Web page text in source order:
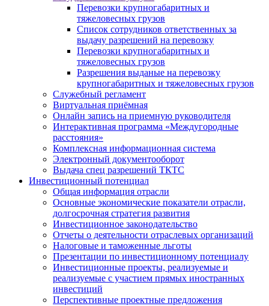
Перевозки крупногабаритных и
тяжеловесных грузов
Список сотрудников ответственных за
выдачу разрешений на перевозку
Перевозки крупногабаритных и
тяжеловесных грузов
Разрешения выданые на перевозку
крупногабаритных и тяжеловесных грузов
Служебный регламент
Виртуальная приёмная
Онлайн запись на приемную руководителя
Интерактивная программа «Междугородные
расстояния»
Комплексная информационная система
Электронный документооборот
Выдача спец разрешений ТКТС
Инвестиционный потенциал
Общая информация отрасли
Основные экономические показатели отрасли,
долгосрочная стратегия развития
Инвестиционное законодательство
Отчеты о деятельности отраслевых организаций
Налоговые и таможенные льготы
Презентации по инвестиционному потенциалу
Инвестиционные проекты, реализуемые и
реализуемые с участием прямых иностранных
инвестиций
Перспективные проектные предложения